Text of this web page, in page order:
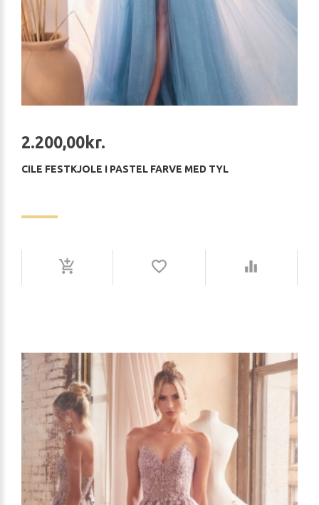
2.200,00kr.
CILE FESTKJOLE I PASTEL FARVE MED TYL